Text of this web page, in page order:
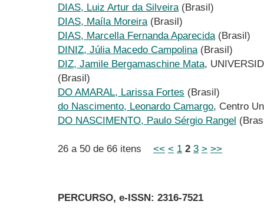
DIAS, Luiz Artur da Silveira(Brasil)
DIAS, Maíla Moreira(Brasil)
DIAS, Marcella Fernanda Aparecida(Brasil)
DINIZ, Júlia Macedo Campolina(Brasil)
DIZ, Jamile Bergamaschine Mata,
(Brasil)
DO AMARAL, Larissa Fortes (Brasil)
do Nascimento, Leonardo Camargo, Centro
DO NASCIMENTO, Paulo Sérgio Rangel
26 a 50 de 66 itens << < 1 2 3 > >>
PERCURSO, e-ISSN: 2316-7521